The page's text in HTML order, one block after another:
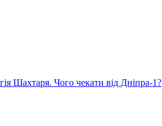
Шахтаря. Чого чекати від Дніпра-1?